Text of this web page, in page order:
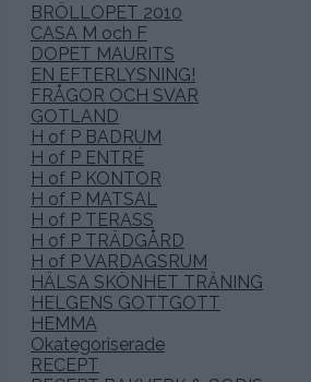
BRÖLLOPET 2010
CASA M och F
DOPET MAURITS
EN EFTERLYSNING!
FRÅGOR OCH SVAR
GOTLAND
H of P BADRUM
H of P ENTRÉ
H of P KONTOR
H of P MATSAL
H of P TERASS
H of P TRÄDGÅRD
H of P VARDAGSRUM
HÄLSA SKÖNHET TRÄNING
HELGENS GOTTGOTT
HEMMA
Okategoriserade
RECEPT